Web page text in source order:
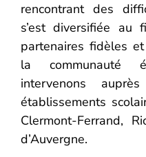
rencontrant des
s’est diversifiée
partenaires fidèles
la communauté
intervenons
établissements
Clermont-Ferrand,
d’Auvergne.